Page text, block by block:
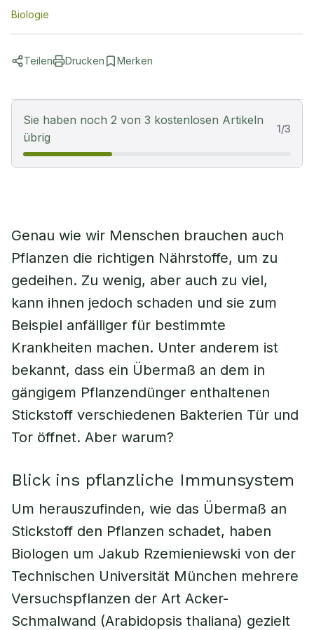
Biologie
Teilen Drucken Merken
Sie haben noch 2 von 3 kostenlosen Artikeln
übrig
1/3
Genau wie wir Menschen brauchen auch
Pflanzen die richtigen Nährstoffe, um zu
gedeihen. Zu wenig, aber auch zu viel,
kann ihnen jedoch schaden und sie zum
Beispiel anfälliger für bestimmte
Krankheiten machen. Unter anderem ist
bekannt, dass ein Übermaß an dem in
gängigem Pflanzendünger enthaltenen
Stickstoff verschiedenen Bakterien Tür und
Tor öffnet. Aber warum?
Blick ins pflanzliche Immunsystem
Um herauszufinden, wie das Übermaß an
Stickstoff den Pflanzen schadet, haben
Biologen um Jakub Rzemieniewski von der
Technischen Universität München mehrere
Versuchspflanzen der Art Acker-
Schmalwand (Arabidopsis thaliana) gezielt